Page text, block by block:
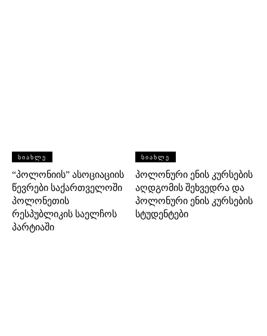
ᲡᲘᲐᲮᲚᲔ
“პოლონიის” ასოციაციის
წევრები საქართველოში
პოლონეთის
რესპუბლიკის საელჩოს
პარტიაში
ᲡᲘᲐᲮᲚᲔ
პოლონური ენის კურსების
აღდგომის შეხვედრა და
პოლონური ენის კურსების
სტუდენტები